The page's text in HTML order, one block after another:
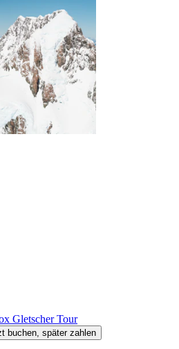
Gletscher Tour
buchen, später zahlen